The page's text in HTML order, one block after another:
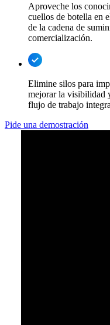
Aproveche los
cuellos de botella en
de la cadena de
comercialización.
Elimine silos para
mejorar la visibilidad
flujo de trabajo
Pide una demostración